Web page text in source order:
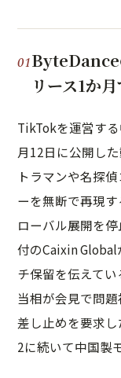
ByteDance
リース1か
TikTokを運営す
月12日に公開し
トラマンや名探
ーを無断で再現
ローバル展開を
付のCaixin
チ保留を伝えて
当相が会見で問
差し止めを要求
2に続いて中国製